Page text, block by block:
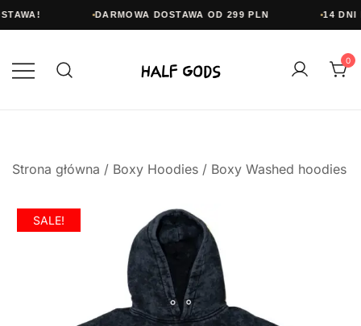
DARMOWA DOSTAWA OD 299 PLN 14 DNI
do
treści
0
Strona główna / Boxy Hoodies / Boxy Washed hoodies
SALE!